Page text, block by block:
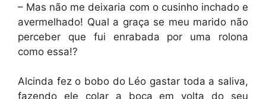
– Mas não me deixaria com o cusinho inchado e
avermelhado! Qual a graça se meu marido não
perceber que fui enrabada por uma rolona
como essa!?
Alcinda fez o bobo do Léo gastar toda a saliva,
fazendo ele colar a boca em volta do seu